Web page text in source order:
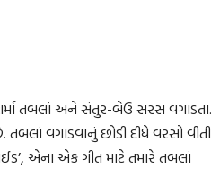
તબલાં અને સંતુર-બેઉ સરસ વગાડતા.
વગાડવાનું છોડી દીધે વરસો વીતી
એના એક ગીત માટે તમારે તબલાં